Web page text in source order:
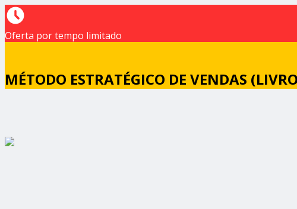
Oferta por tempo limitado
MÉTODO ESTRATÉGICO DE VENDAS